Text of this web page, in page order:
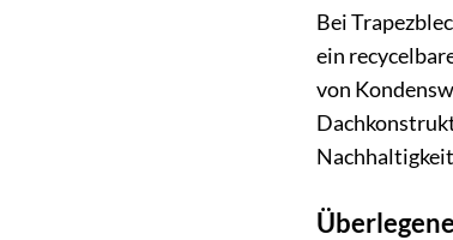
Bei
ein
von